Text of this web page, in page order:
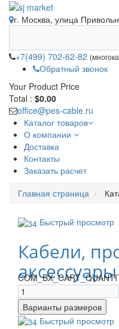
г. Москва, улица
+7(499) 702-62-82
Обратный звонок
Your Product Price
Total : $0.00
office@pes-cable.ru
Каталог товаров
О компании
Доставка
Контакты
Заказать расчет
Главная страница
Быстрый просмотр
Кабели,
аксессуары
Быстрый просмотр